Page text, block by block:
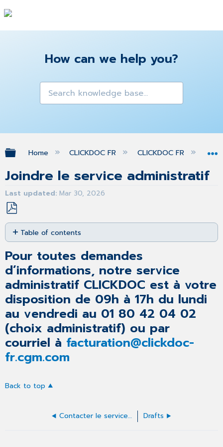
How can we help you?
Expand/collapse global hierarchy
Home CLICKDOC FR CLICKDOC FR FAQ
Joindre le service administratif
Last updated Mar 30, 2026
Save
as
PDF
Table of contents
toutes
demandes
d’informations,
notre
service
administratif
CLICKDOC
est
à
votre
disposition
de
à
Pour toutes demandes
d’informations, notre service
administratif CLICKDOC est à votre
disposition de 09h à 17h du lundi
au vendredi au 01 80 42 04 02
(choix administratif) ou par
courriel à facturation@clickdoc-
fr.cgm.com
Back to top
Contacter le service administratif Drafts